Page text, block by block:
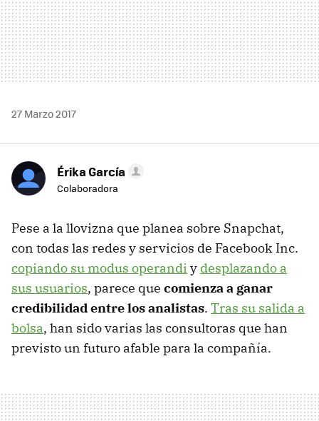
27 Marzo 2017
Érika García
Colaboradora
Pese a la llovizna que planea sobre Snapchat,
con todas las redes y servicios de Facebook Inc.
copiando su modus operandi y desplazando a
sus usuarios, parece que comienza a ganar
credibilidad entre los analistas. Tras su salida a
bolsa, han sido varias las consultoras que han
previsto un futuro afable para la compañía.